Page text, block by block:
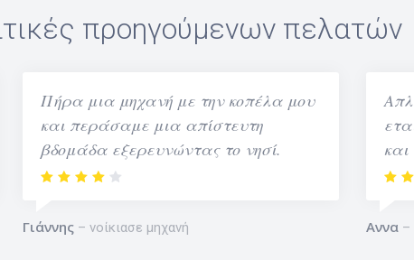
προηγούμενων πελατών
Πήρα μια μηχανή με την κοπέλα μου
και περάσαμε μια απίστευτη
βδομάδα εξερευνώντας το νησί.
Γιάννης νοίκιασε μηχανή Αννα